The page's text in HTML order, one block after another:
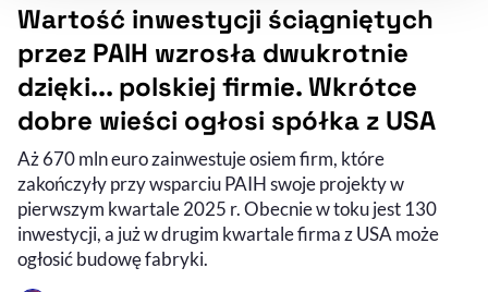
Wartość inwestycji ściągniętych
przez PAIH wzrosła dwukrotnie
dzięki... polskiej firmie. Wkrótce
dobre wieści ogłosi spółka z USA
Aż 670 mln euro zainwestuje osiem firm, które
zakończyły przy wsparciu PAIH swoje projekty w
pierwszym kwartale 2025 r. Obecnie w toku jest 130
inwestycji, a już w drugim kwartale firma z USA może
ogłosić budowę fabryki.